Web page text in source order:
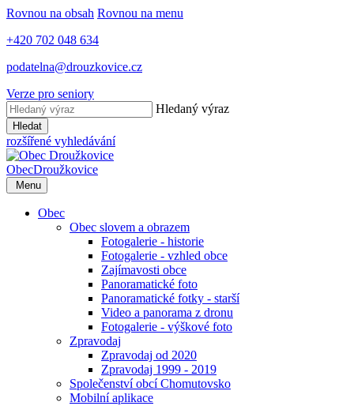
Rovnou na obsah Rovnou na menu
+420 702 048 634
podatelna@drouzkovice.cz
Verze pro seniory
Hledaný výraz
Hledat
rozšířené vyhledávání
ObecDroužkovice
Menu
Obec
Obec slovem a obrazem
Fotogalerie - historie
Fotogalerie - vzhled obce
Zajímavosti obce
Panoramatické foto
Panoramatické fotky - starší
Video a panorama z dronu
Fotogalerie - výškové foto
Zpravodaj
Zpravodaj od 2020
Zpravodaj 1999 - 2019
Společenství obcí Chomutovsko
Mobilní aplikace